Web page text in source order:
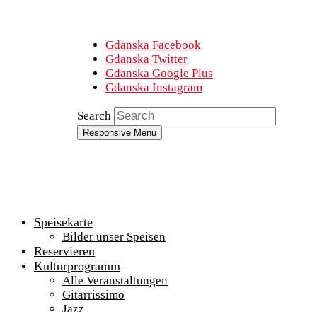
Gdanska Facebook
Gdanska Twitter
Gdanska Google Plus
Gdanska Instagram
Search
Responsive Menu
Speisekarte
Bilder unser Speisen
Reservieren
Kulturprogramm
Alle Veranstaltungen
Gitarrissimo
Jazz